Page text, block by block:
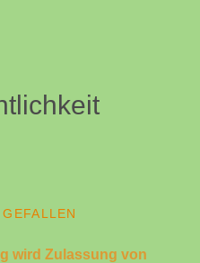
wird Zulassung von